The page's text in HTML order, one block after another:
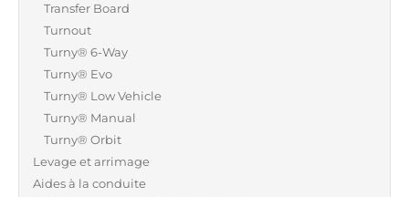
Trouver un revendeur
Transfer Board
Turnout
Turny® 6-Way
Turny® Evo
Turny® Low Vehicle
Turny® Manual
Turny® Orbit
Levage et arrimage
Aides à la conduite